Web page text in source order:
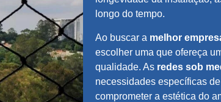
longo do tempo.
Ao buscar a melhor
escolher uma que ofereça
qualidade. As redes sob
necessidades específicas
comprometer a estética do